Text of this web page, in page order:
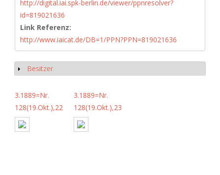
http://digital.iai.spk-berlin.de/viewer/ppnresolver?
id=819021636
Link Referenz:
http://www.iaicat.de/DB=1/PPN?PPN=819021636
Anzeigen
Besitzer
3.1889=Nr.
128(19.Okt.),22
3.1889=Nr.
128(19.Okt.),23